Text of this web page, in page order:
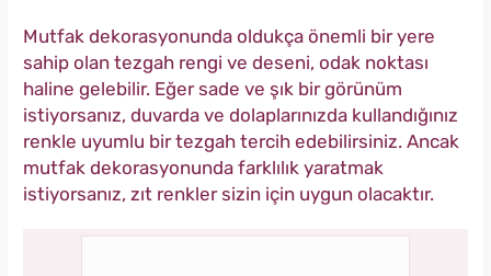
Mutfak dekorasyonunda oldukça önemli bir yere
sahip olan tezgah rengi ve deseni, odak noktası
haline gelebilir. Eğer sade ve şık bir görünüm
istiyorsanız, duvarda ve dolaplarınızda kullandığınız
renkle uyumlu bir tezgah tercih edebilirsiniz. Ancak
mutfak dekorasyonunda farklılık yaratmak
istiyorsanız, zıt renkler sizin için uygun olacaktır.